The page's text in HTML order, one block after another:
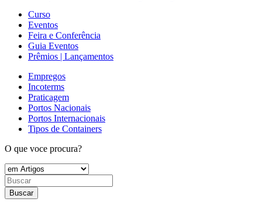
Curso
Eventos
Feira e Conferência
Guia Eventos
Prêmios | Lançamentos
Empregos
Incoterms
Praticagem
Portos Nacionais
Portos Internacionais
Tipos de Containers
O que voce procura?
Buscar